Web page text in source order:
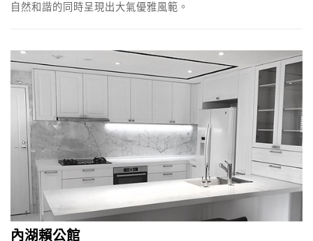
自然和諧的同時呈現出大氣優雅風範。
內湖賴公館